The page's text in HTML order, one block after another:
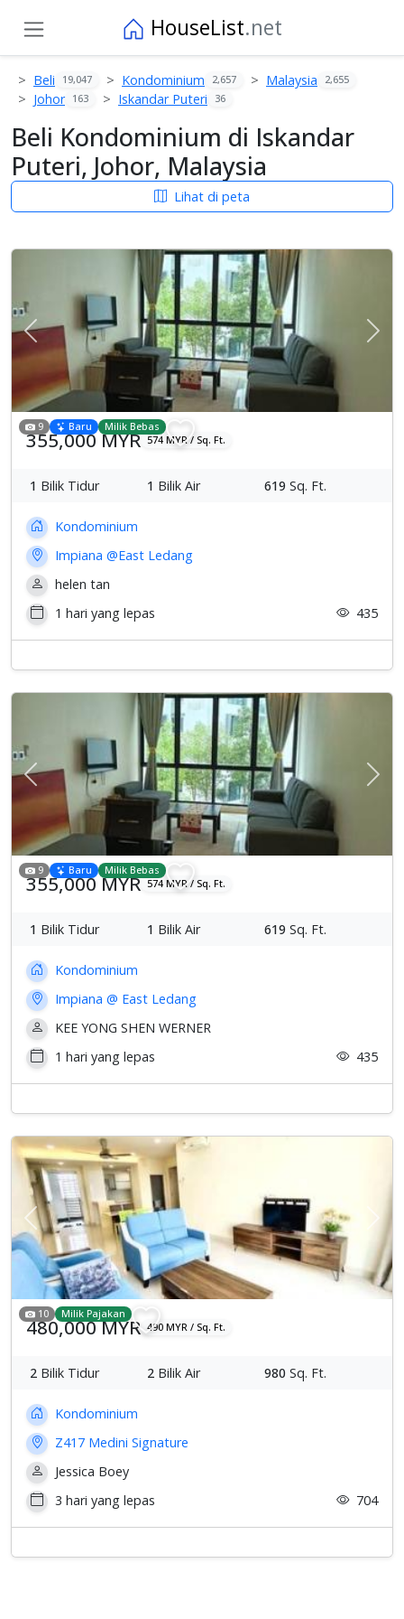
HouseList.net
Beli 19,047 Kondominium 2,657 Malaysia 2,655
Johor 163 Iskandar Puteri 36
Beli Kondominium di Iskandar
Puteri, Johor, Malaysia
Lihat di peta
Previous
9 Baru Milik Bebas
355,000 MYR 574 MYR / Sq. Ft.
1 Bilik Tidur 1 Bilik Air 619 Sq. Ft.
Kondominium
Impiana @East Ledang
helen tan
1 hari yang lepas
435
Previous
9 Baru Milik Bebas
355,000 MYR 574 MYR / Sq. Ft.
1 Bilik Tidur 1 Bilik Air 619 Sq. Ft.
Kondominium
Impiana @ East Ledang
KEE YONG SHEN WERNER
1 hari yang lepas
435
Previous
10 Milik Pajakan
480,000 MYR 490 MYR / Sq. Ft.
2 Bilik Tidur 2 Bilik Air 980 Sq. Ft.
Kondominium
Z417 Medini Signature
Jessica Boey
3 hari yang lepas
704